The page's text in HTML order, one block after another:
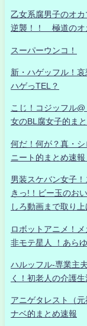
乙女系腐男子のオ
逆襲！！ 極道のオ
スーパーウンコ！
新・ハゲッフル！
ハゲっTEL？
こじ！コジッフル
女のBL腐女子的ま
何だ！何が？真・
ニート的まとめ速
男装スケバン女子
きっ!！ビー玉のお
しろ動画まで取り
ロボットアニメ！
非モテ星人 ！あら
ハルッフル-専業主
く！初老人の介護
アニゲタレスト（
ナベ的まとめ速報